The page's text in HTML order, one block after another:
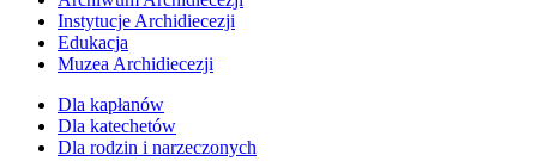
Instytucje Archidiecezji
Edukacja
Muzea Archidiecezji
Dla kapłanów
Dla katechetów
Dla rodzin i narzeczonych